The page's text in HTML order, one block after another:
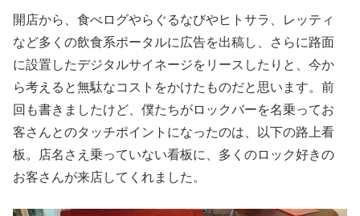
開店から、食べログやらぐるなびやヒトサラ、レッティ
など多くの飲食系ポータルに広告を出稿し、さらに路面
に設置したデジタルサイネージをリースしたりと、今か
ら考えると無駄なコストをかけたものだと思います。前
回も書きましたけど、僕たちがロックバーを名乗ってお
客さんとのタッチポイントになったのは、以下の路上看
板。店名さえ乗っていない看板に、多くのロック好きの
お客さんが来店してくれました。